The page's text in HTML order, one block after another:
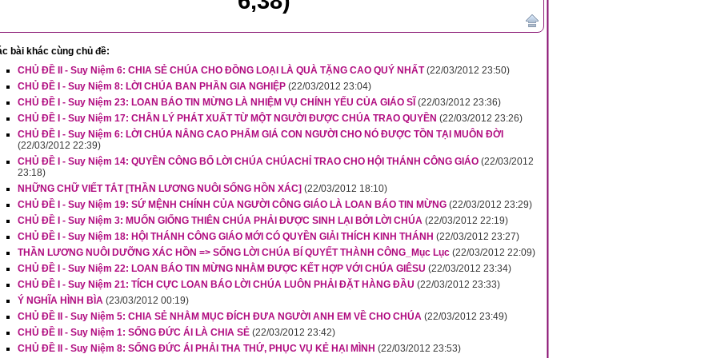
bài khác cùng chủ đề:
CHỦ ĐỀ II - Suy Niệm 6: CHIA SẺ CHÚA CHO ĐỒNG LOẠI LÀ QUÀ TẶNG CAO QUÝ NHẤT (22/03/2012 23:50)
CHỦ ĐỀ I - Suy Niệm 8: LỜI CHÚA BAN PHẦN GIA NGHIỆP (22/03/2012 23:04)
CHỦ ĐỀ I - Suy Niệm 23: LOAN BÁO TIN MỪNG LÀ NHIỆM VỤ CHÍNH YẾU CỦA GIÁO SĨ (22/03/2012 23:36)
CHỦ ĐỀ I - Suy Niệm 17: CHÂN LÝ PHÁT XUẤT TỪ MỘT NGƯỜI ĐƯỢC CHÚA TRAO QUYỀN (22/03/2012 23:26)
CHỦ ĐỀ I - Suy Niệm 6: LỜI CHÚA NÂNG CAO PHẨM GIÁ CON NGƯỜI CHO NÓ ĐƯỢC TỒN TẠI MUÔN ĐỜI
(22/03/2012 22:39)
CHỦ ĐỀ I - Suy Niệm 14: QUYỀN CÔNG BỐ LỜI CHÚA CHÚACHỈ TRAO CHO HỘI THÁNH CÔNG GIÁO (22/03/2012
23:18)
NHỮNG CHỮ VIẾT TẮT [THẦN LƯƠNG NUÔI SỐNG HỒN XÁC] (22/03/2012 18:10)
CHỦ ĐỀ I - Suy Niệm 19: SỨ MỆNH CHÍNH CỦA NGƯỜI CÔNG GIÁO LÀ LOAN BÁO TIN MỪNG (22/03/2012 23:29)
CHỦ ĐỀ I - Suy Niệm 3: MUỐN GIỐNG THIÊN CHÚA PHẢI ĐƯỢC SINH LẠI BỞI LỜI CHÚA (22/03/2012 22:19)
CHỦ ĐỀ I - Suy Niệm 18: HỘI THÁNH CÔNG GIÁO MỚI CÓ QUYỀN GIẢI THÍCH KINH THÁNH (22/03/2012 23:27)
THẦN LƯƠNG NUÔI DƯỠNG XÁC HỒN => SỐNG LỜI CHÚA BÍ QUYẾT THÀNH CÔNG_Mục Lục (22/03/2012 22:09)
CHỦ ĐỀ I - Suy Niệm 22: LOAN BÁO TIN MỪNG NHẰM ĐƯỢC KẾT HỢP VỚI CHÚA GIÊSU (22/03/2012 23:34)
CHỦ ĐỀ I - Suy Niệm 21: TÍCH CỰC LOAN BÁO LỜI CHÚA LUÔN PHẢI ĐẶT HÀNG ĐẦU (22/03/2012 23:33)
Ý NGHĨA HÌNH BÌA (23/03/2012 00:19)
CHỦ ĐỀ II - Suy Niệm 5: CHIA SẺ NHẰM MỤC ĐÍCH ĐƯA NGƯỜI ANH EM VỀ CHO CHÚA (22/03/2012 23:49)
CHỦ ĐỀ II - Suy Niệm 1: SỐNG ĐỨC ÁI LÀ CHIA SẺ (22/03/2012 23:42)
CHỦ ĐỀ II - Suy Niệm 8: SỐNG ĐỨC ÁI PHẢI THA THỨ, PHỤC VỤ KẺ HẠI MÌNH (22/03/2012 23:53)